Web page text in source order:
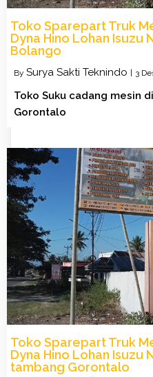
Toko Sparepart Truk
Dyna Hino Lohan Isuzu
Bolango
By Surya Sakti Teknindo 3
Toko Suku cadang mesin
Gorontalo
Toko Sparepart Truk
Dyna Hino Lohan Isuzu
tambang Gorontalo